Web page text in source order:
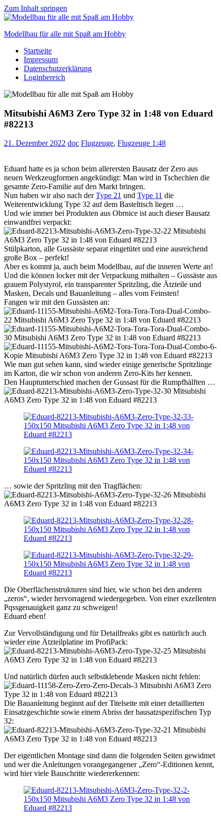
Zum Inhalt springen
Modellbau für alle mit Spaß am Hobby
Scale
modelling
to
Startseite
Impressum
Datenschutzerklärung
Loginbereich
Mitsubishi A6M3 Zero Type 32 in 1:48 von Eduard
#82213
21. Dezember 2022 doc Flugzeuge, Flugzeuge 1:48
Eduard hatte es ja schon beim allerersten Bausatz der Zero aus
neuen Werkzeugformen angekündigt: Man wird in Tschechien die
gesamte Zero-Familie auf den Markt bringen.
Nun haben wir also nach derType 21 und Type 11 die
Weiterentwicklung Type 32 auf dem Basteltisch liegen …
Und wie immer bei Produkten aus Obrnice ist auch dieser Bausatz
einwandfrei verpackt:
Stülpkarton, alle Gussäste separat eingetütet und eine ausreichend
große Box – perfekt!
Aber es kommt ja, auch beim Modellbau, auf die inneren Werte an!
Und die können locker mit der Verpackung mithalten – Gussäste aus
grauem Polystyrol, ein transparenter Spritzling, die Ätzteile und
Masken, Decals und Bauanleitung – alles vom Feinsten!
Fangen wir mit den Gussästen an:
Wie man gut sehen kann, sind wieder einige generische Spritzlinge
im Karton, die wir schon von anderen Zero-Kits her kennen.
Den Hauptunterschied machen der Gussast für die Rumpfhälften …
… sowie der Spritzling mit den Tragflächen:
Die Oberflächenstrukturen sind hier, wie schon bei den anderen
„zeros“, wieder hervorragend wiedergegeben. Von einer exzellenten
Pqssgenauigkeit ganz zu schweigen!
Eduard eben!
Zur Vervollständigung und für Detailfreaks gibt es natürlich auch
wieder eine Ätzteilplatine im ProfiPack:
Und natürlich dürfen auch selbstklebende Masken nicht fehlen:
Die Bauanleitung beginnt auf der Titelseite mit einer detaillierten
Einsatzgeschichte sowie einem Abriss der bausatzspezifischen Typ
32:
Der eigentlichen Montage sind dann die folgenden Seiten gewidmet
und wer die Anleitungen vorangegangener „Zero“-Editionen kennt,
wird hier viele Bauschritte wiedererkennen: